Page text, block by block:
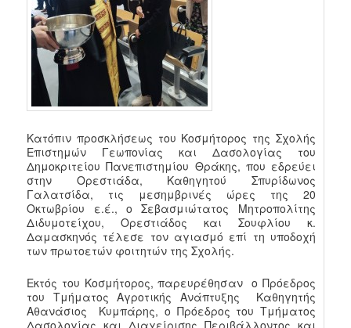
Κατόπιν προσκλήσεως του Κοσμήτορος της Σχολής
Επιστημών Γεωπονίας και Δασολογίας του
Δημοκριτείου Πανεπιστημίου Θράκης, που εδρεύει
στην Ορεστιάδα, Καθηγητού Σπυρίδωνος
Γαλατσίδα, τις μεσημβρινές ώρες της 20
Οκτωβρίου ε.έ., ο Σεβασμιώτατος Μητροπολίτης
Διδυμοτείχου, Ορεστιάδος και Σουφλίου κ.
Δαμασκηνός τέλεσε τον αγιασμό επί τη υποδοχή
των πρωτοετών φοιτητών της Σχολής.
Εκτός του Κοσμήτορος, παρευρέθησαν ο Πρόεδρος
του Τμήματος Αγροτικής Ανάπτυξης Καθηγητής
Αθανάσιος Κυμπάρης, ο Πρόεδρος του Τμήματος